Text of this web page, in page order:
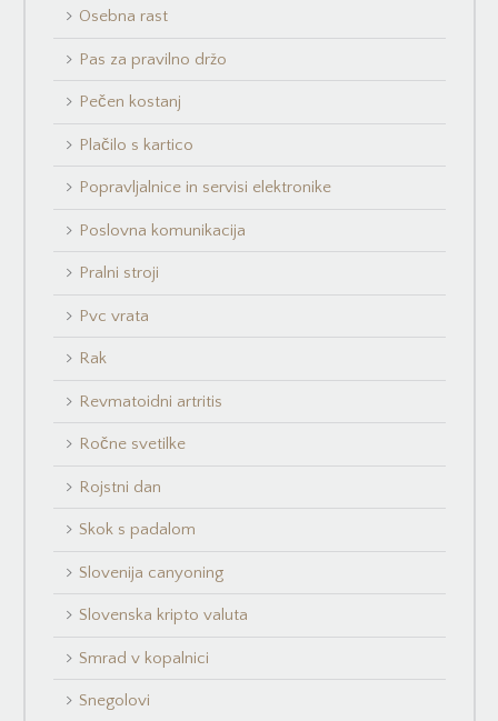
Osebna rast
Pas za pravilno držo
Pečen kostanj
Plačilo s kartico
Popravljalnice in servisi elektronike
Poslovna komunikacija
Pralni stroji
Pvc vrata
Rak
Revmatoidni artritis
Ročne svetilke
Rojstni dan
Skok s padalom
Slovenija canyoning
Slovenska kripto valuta
Smrad v kopalnici
Snegolovi